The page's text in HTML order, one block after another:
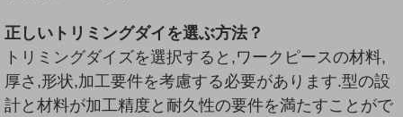
正しいトリミングダイを選ぶ方法？
トリミングダイズを選択すると,ワークピースの材料,
厚さ,形状,加工要件を考慮する必要があります.型の設
計と材料が加工精度と耐久性の要件を満たすことがで